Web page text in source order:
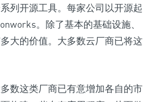
列开源工具。每家公司以开源起
。除了基本的基础设施、
大的价值。大多数云厂商已将这
数这类厂商已有意增加各自的市